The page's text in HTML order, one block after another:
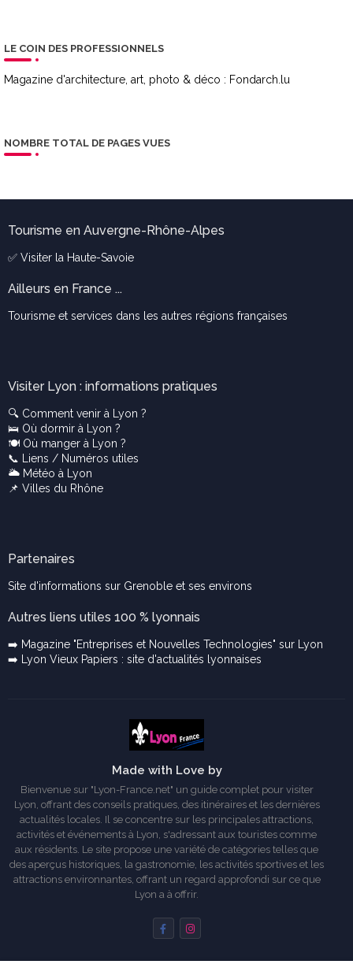
LE COIN DES PROFESSIONNELS
Magazine d'architecture, art, photo & déco : Fondarch.lu
NOMBRE TOTAL DE PAGES VUES
Tourisme en Auvergne-Rhône-Alpes
✅ Visiter la Haute-Savoie
Ailleurs en France ...
Tourisme et services dans les autres régions françaises
Visiter Lyon : informations pratiques
🔍 Comment venir à Lyon ?
🛌 Où dormir à Lyon ?
🍽️ Où manger à Lyon ?
📞
Liens / Numéros utiles
🌥️ Météo à Lyon
📌 Villes du Rhône
Partenaires
Site d'informations sur Grenoble et ses environs
Autres liens utiles 100 % lyonnais
➡️ Magazine "Entreprises et Nouvelles Technologies" sur Lyon
➡️ Lyon Vieux Papiers : site d'actualités lyonnaises
Made with Love by
Bienvenue sur "Lyon-France.net" un guide complet pour visiter
Lyon, offrant des conseils pratiques, des itinéraires et les dernières
actualités locales. Il se concentre sur les principales attractions,
activités et événements à Lyon, s'adressant aux touristes comme
aux résidents. Le site propose une variété de catégories telles que
des aperçus historiques, la gastronomie, les activités sportives et les
attractions environnantes, offrant un regard approfondi sur ce que
Lyon a à offrir.